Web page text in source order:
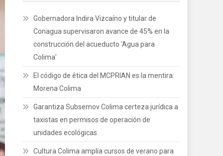
Gobernadora Indira Vizcaíno y titular de
Conagua supervisaron avance de 45% en la
construcción del acueducto ‘Agua para
Colima’
El código de ética del MCPRIAN es la mentira:
Morena Colima
Garantiza Subsemov Colima certeza jurídica a
taxistas en permisos de operación de
unidades ecológicas
Cultura Colima amplía cursos de verano para